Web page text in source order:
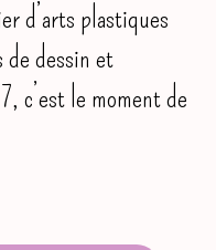
d’arts plastiques
dessin et
c’est le moment de